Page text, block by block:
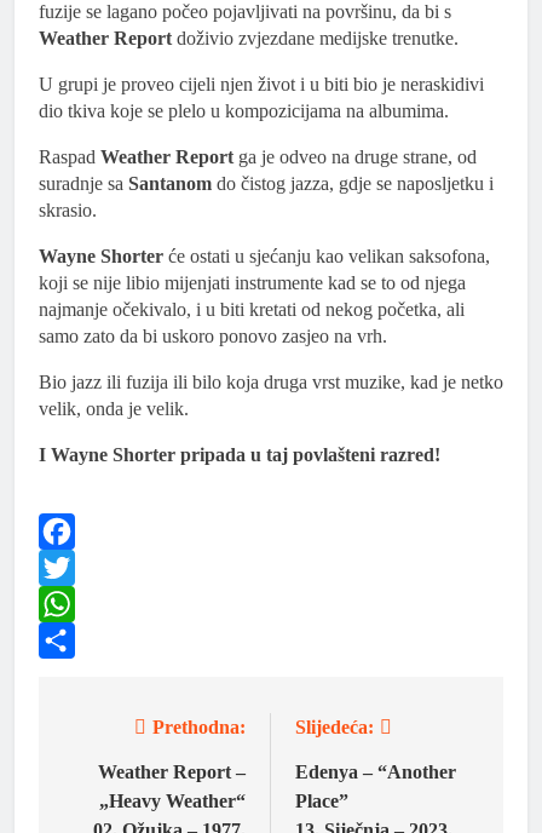
fuzije se lagano počeo pojavljivati na površinu, da bi s
Weather Report doživio zvjezdane medijske trenutke.
U grupi je proveo cijeli njen život i u biti bio je neraskidivi
dio tkiva koje se plelo u kompozicijama na albumima.
Raspad Weather Report ga je odveo na druge strane, od
suradnje sa Santanom do čistog jazza, gdje se naposljetku i
skrasio.
Wayne Shorter će ostati u sjećanju kao velikan saksofona,
koji se nije libio mijenjati instrumente kad se to od njega
najmanje očekivalo, i u biti kretati od nekog početka, ali
samo zato da bi uskoro ponovo zasjeo na vrh.
Bio jazz ili fuzija ili bilo koja druga vrst muzike, kad je netko
velik, onda je velik.
I Wayne Shorter pripada u taj povlašteni razred!
Facebook
Twitter
WhatsApp
Navigacija
objava
Prethodna:
Weather Report –
„Heavy Weather“
Slijedeća:
Edenya – “Another
Place”